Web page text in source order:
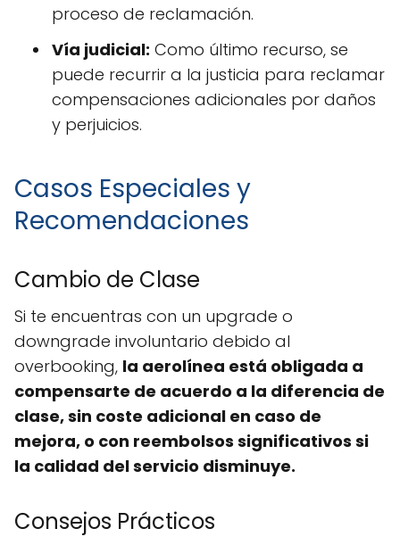
proceso de reclamación.
Vía judicial: Como último recurso, se
puede recurrir a la justicia para reclamar
compensaciones adicionales por daños
y perjuicios.
Casos Especiales y
Recomendaciones
Cambio de Clase
Si te encuentras con un upgrade o
downgrade involuntario debido al
overbooking, la aerolínea está obligada a
compensarte de acuerdo a la diferencia de
clase, sin coste adicional en caso de
mejora, o con reembolsos significativos si
la calidad del servicio disminuye.
Consejos Prácticos